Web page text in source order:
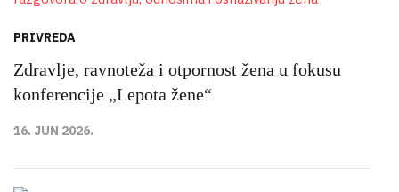
PRIVREDA
Zdravlje, ravnoteža i otpornost žena u fokusu
konferencije „Lepota žene“
16. JUN 2026.